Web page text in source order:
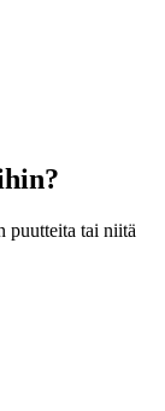
puutteita tai niitä